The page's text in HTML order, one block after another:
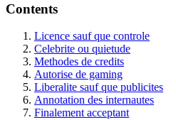
Contents
Licence sauf que controle
Celebrite ou quietude
Methodes de credits
Autorise de gaming
Liberalite sauf que publicites
Annotation des internautes
Finalement acceptant